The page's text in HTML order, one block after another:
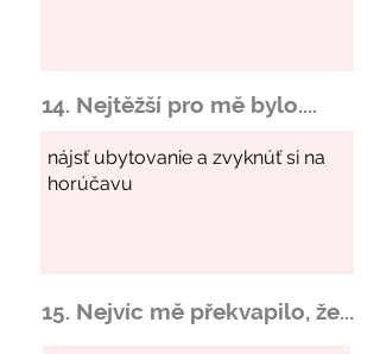
14. Nejtěžší pro mě bylo....
15. Nejvíc mě překvapilo, že...